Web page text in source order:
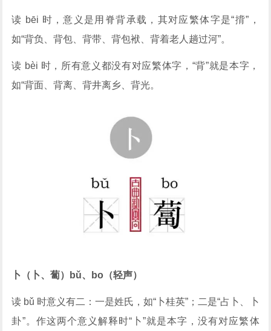
读 bēi 时，意义是用脊背承载，其对应繁体字是“揹”，
如“背负、背包、背带、背包袱、背着老人趟过河”。
读 bèi 时，所有意义都没有对应繁体字，“背”就是本字，
如“背面、背离、背井离乡、背光。
卜（卜、蔔）bǔ、bo（轻声）
读 bǔ 时意义有二：一是姓氏，如“卜桂英”；二是“占卜、卜
卦”。作这两个意义解释时“卜”就是本字，没有对应繁体